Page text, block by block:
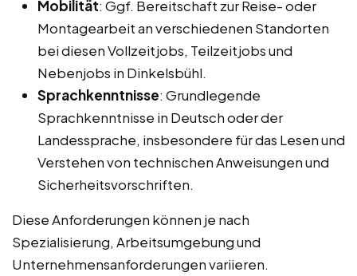
Mobilität: Ggf. Bereitschaft zur Reise- oder
Montagearbeit an verschiedenen Standorten
bei diesen Vollzeitjobs, Teilzeitjobs und
Nebenjobs in Dinkelsbühl.
Sprachkenntnisse: Grundlegende
Sprachkenntnisse in Deutsch oder der
Landessprache, insbesondere für das Lesen und
Verstehen von technischen Anweisungen und
Sicherheitsvorschriften.
Diese Anforderungen können je nach
Spezialisierung, Arbeitsumgebung und
Unternehmensanforderungen variieren.